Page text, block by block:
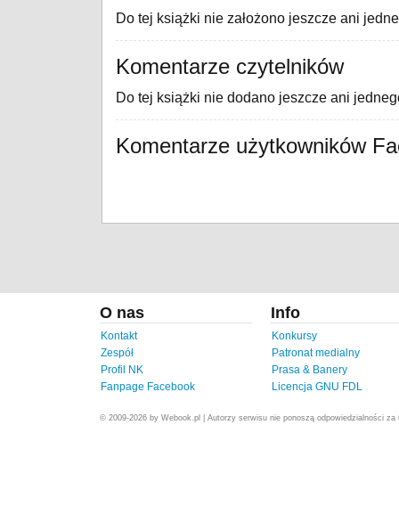
Do tej książki nie założono jeszcze ani
Komentarze czytelników
Do tej książki nie dodano jeszcze ani
Komentarze użytkowników
O nas
Kontakt
Zespół
Profil NK
Fanpage Facebook
Info
Konkursy
Patronat medialny
Prasa & Banery
Licencja GNU FDL
© 2009-2026 by Webook.pl | Autorzy serwisu nie ponoszą odpowiedzialności